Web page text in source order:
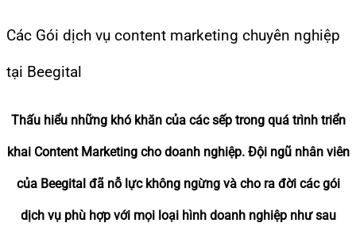
Các Gói dịch vụ content marketing chuyên nghiệp
tại Beegital
Thấu hiểu những khó khăn của các sếp trong quá trình triển
khai Content Marketing cho doanh nghiệp. Đội ngũ nhân viên
của Beegital đã nỗ lực không ngừng và cho ra đời các gói
dịch vụ phù hợp với mọi loại hình doanh nghiệp như sau